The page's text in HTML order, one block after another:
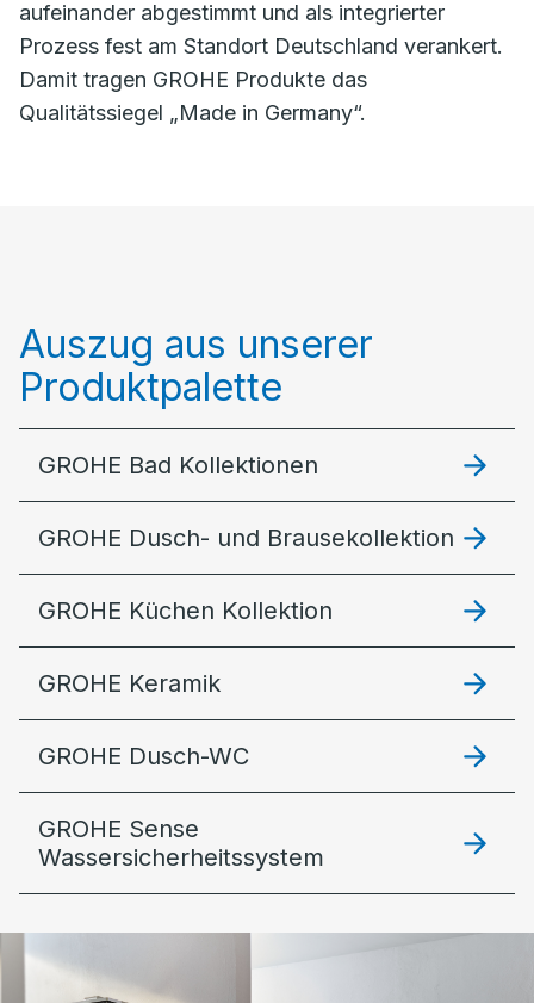
aufeinander abgestimmt und als integrierter
Prozess fest am Standort Deutschland verankert.
Damit tragen GROHE Produkte das
Qualitätssiegel „Made in Germany“.
Auszug aus unserer
Produktpalette
GROHE Bad Kollektionen
GROHE Dusch- und Brausekollektion
GROHE Küchen Kollektion
GROHE Keramik
GROHE Dusch-WC
GROHE Sense
Wassersicherheitssystem